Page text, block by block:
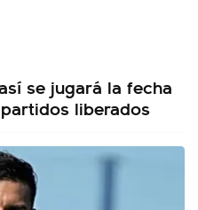
se jugará la fecha
liberados